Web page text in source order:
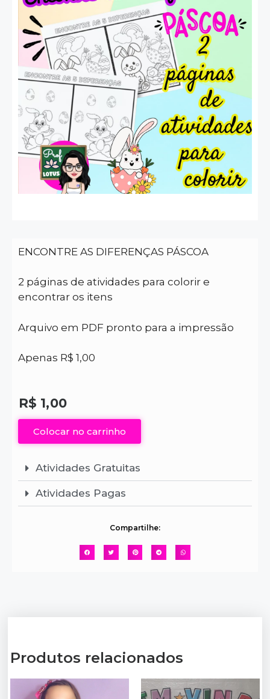
ENCONTRE AS DIFERENÇAS PÁSCOA
2 páginas de atividades para colorir e
encontrar os itens
Arquivo em PDF pronto para a impressão
Apenas R$ 1,00
R$ 1,00
Colocar no carrinho
Atividades Gratuitas
Atividades Pagas
Compartilhe:
Produtos relacionados